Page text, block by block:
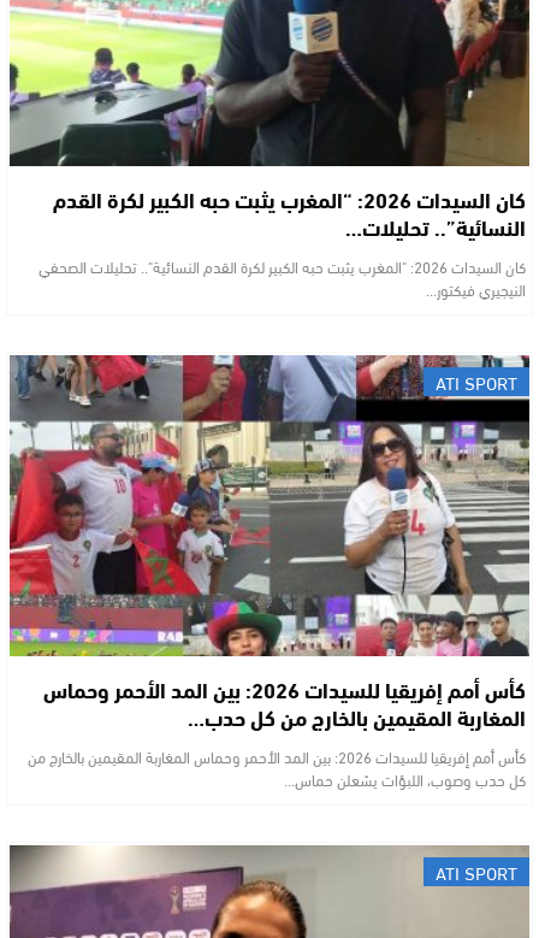
​كان السيدات 2026: “المغرب يثبت حبه الكبير لكرة القدم
النسائية”.. تحليلات…
​كان السيدات 2026: "المغرب يثبت حبه الكبير لكرة القدم النسائية".. تحليلات الصحفي
النيجيري فيكتور…
ATI SPORT
كأس أمم إفريقيا للسيدات 2026: بين المد الأحمر وحماس
المغاربة المقيمين بالخارج من كل حدب…
كأس أمم إفريقيا للسيدات 2026: بين المد الأحمر وحماس المغاربة المقيمين بالخارج من
كل حدب وصوب، اللبؤات يشعلن حماس…
ATI SPORT